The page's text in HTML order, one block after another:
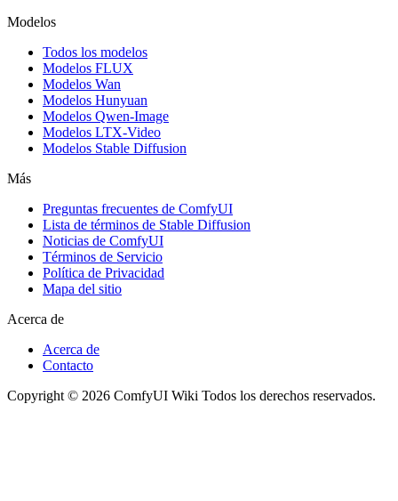
Modelos
Todos los modelos
Modelos FLUX
Modelos Wan
Modelos Hunyuan
Modelos Qwen-Image
Modelos LTX-Video
Modelos Stable Diffusion
Más
Preguntas frecuentes de ComfyUI
Lista de términos de Stable Diffusion
Noticias de ComfyUI
Términos de Servicio
Política de Privacidad
Mapa del sitio
Acerca de
Acerca de
Contacto
Copyright © 2026 ComfyUI Wiki Todos los derechos reservados.